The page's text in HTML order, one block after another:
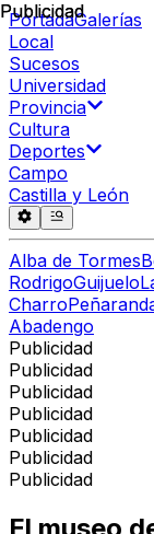
PortadaGalerías
Local
Sucesos
Universidad
Provincia
Cultura
Deportes
Campo
Castilla y León
Alba de Tormes
RodrigoGuijuelo
Charro
Abadengo
Publicidad
Publicidad
Publicidad
Publicidad
Publicidad
Publicidad
Publicidad
Publicidad
Publicidad